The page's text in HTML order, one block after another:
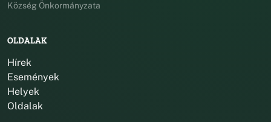
Község Önkormányzata
OLDALAK
Hírek
Események
Helyek
Oldalak